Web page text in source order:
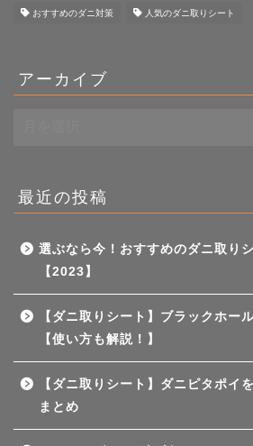
おすすめのダニ対策 人気のダニ取りシート
アーカイブ
ブ
最近の投稿
選ぶなら今！おすすめのダニ取り
【2023】
【ダニ取りシート】ブラックホー
【使い方も解説！】
【ダニ取りシート】ダニピタポイ
まとめ